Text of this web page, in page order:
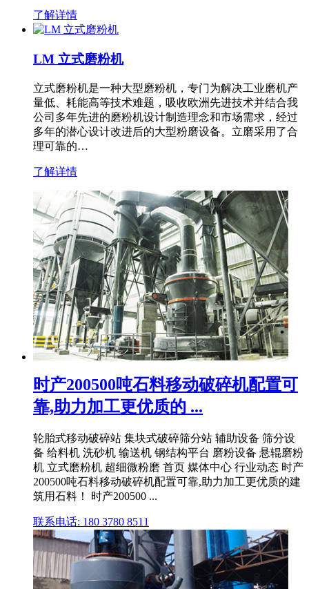
了解详情
LM 立式磨粉机
立式磨粉机是一种大型磨粉机，专门为解决工业磨机产
量低、耗能高等技术难题，吸收欧洲先进技术并结合我
公司多年先进的磨粉机设计制造理念和市场需求，经过
多年的潜心设计改进后的大型粉磨设备。立磨采用了合
理可靠的…
了解详情
时产200500吨石料移动破碎机配置可
靠,助力加工更优质的 ...
轮胎式移动破碎站 集块式破碎筛分站 辅助设备 筛分设
备 给料机 洗砂机 输送机 钢结构平台 磨粉设备 悬辊磨粉
机 立式磨粉机 超细微粉磨 首页 媒体中心 行业动态 时产
200500吨石料移动破碎机配置可靠,助力加工更优质的建
筑用石料！ 时产200500 ...
联系电话: 180 3780 8511